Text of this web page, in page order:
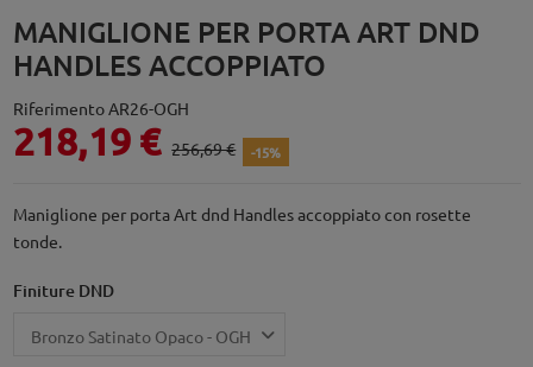
MANIGLIONE PER PORTA ART DND
HANDLES ACCOPPIATO
RiferimentoAR26-OGH
218,19 € 256,69 € -15%
Maniglione per porta Art dnd Handles accoppiato con rosette
tonde.
Finiture DND